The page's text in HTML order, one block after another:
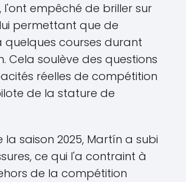
empêché de briller sur
permettant que de
quelques courses durant
Cela soulève des questions
réelles de compétition
de la stature de
la saison 2025, Martín a subi
ce qui l'a contraint à
de la compétition